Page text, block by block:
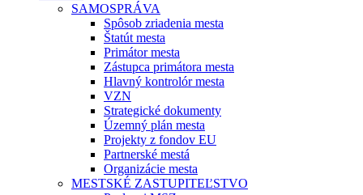
SAMOSPRÁVA
Spôsob zriadenia mesta
Štatút mesta
Primátor mesta
Zástupca primátora mesta
Hlavný kontrolór mesta
VZN
Strategické dokumenty
Územný plán mesta
Projekty z fondov EU
Partnerské mestá
Organizácie mesta
MESTSKÉ ZASTUPITEĽSTVO